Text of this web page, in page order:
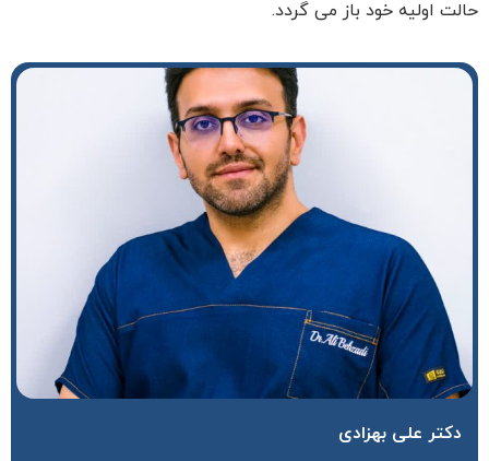
حالت اولیه خود باز می گردد.
دکتر علی بهزادی